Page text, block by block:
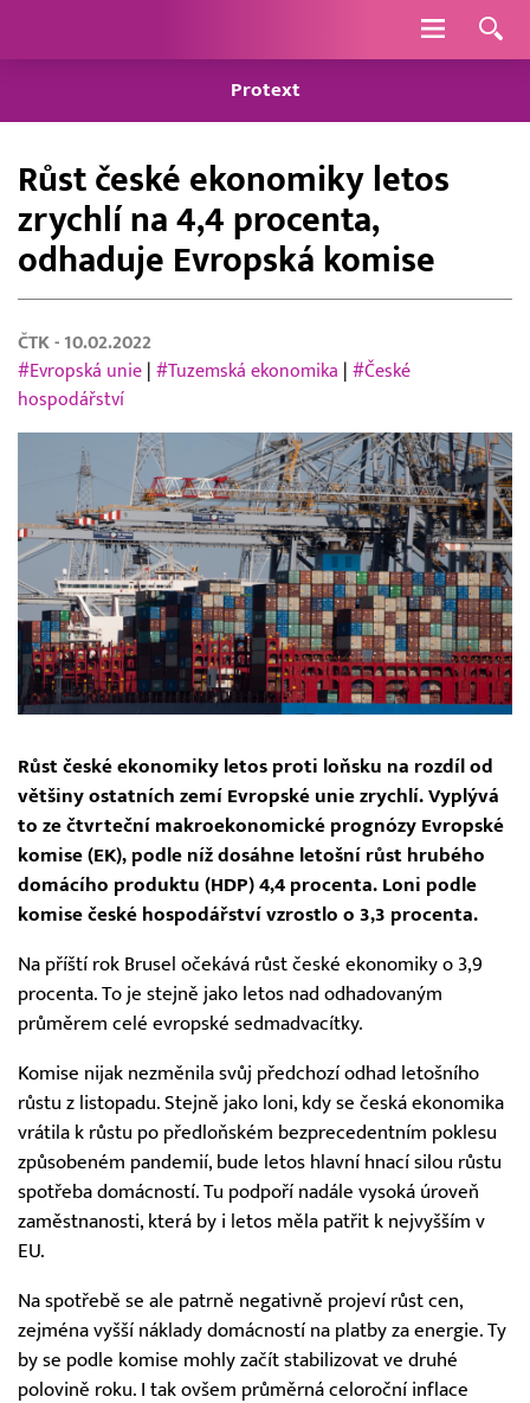
Navigace
Protext
Růst české ekonomiky letos
zrychlí na 4,4 procenta,
odhaduje Evropská komise
ČTK - 10.02.2022
#Evropská unie #Tuzemská ekonomika
#České
hospodářství
Růst české ekonomiky letos proti loňsku na rozdíl od
většiny ostatních zemí Evropské unie zrychlí. Vyplývá
to ze čtvrteční makroekonomické prognózy Evropské
komise (EK), podle níž dosáhne letošní růst hrubého
domácího produktu (HDP) 4,4 procenta. Loni podle
komise české hospodářství vzrostlo o 3,3 procenta.
Na příští rok Brusel očekává růst české ekonomiky o 3,9
procenta. To je stejně jako letos nad odhadovaným
průměrem celé evropské sedmadvacítky.
Komise nijak nezměnila svůj předchozí odhad letošního
růstu z listopadu. Stejně jako loni, kdy se česká ekonomika
vrátila k růstu po předloňském bezprecedentním poklesu
způsobeném pandemií, bude letos hlavní hnací silou růstu
spotřeba domácností. Tu podpoří nadále vysoká úroveň
zaměstnanosti, která by i letos měla patřit k nejvyšším v
EU.
Na spotřebě se ale patrně negativně projeví růst cen,
zejména vyšší náklady domácností na platby za energie. Ty
by se podle komise mohly začít stabilizovat ve druhé
polovině roku. I tak ovšem průměrná celoroční inflace